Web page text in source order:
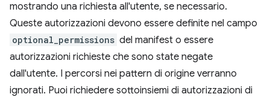
mostrando una richiesta all'utente, se necessario.
Queste autorizzazioni devono essere definite nel campo
optional_permissions del manifest o essere
autorizzazioni richieste che sono state negate
dall'utente. I percorsi nei pattern di origine verranno
ignorati. Puoi richiedere sottoinsiemi di autorizzazioni di